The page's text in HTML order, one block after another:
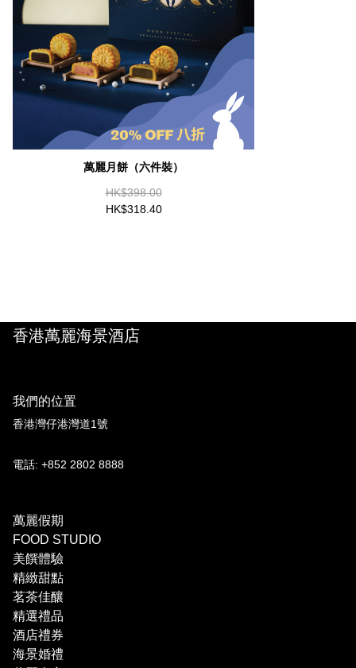
萬麗月餅（六件裝）
HK$398.00
HK$318.40
香港萬麗海景酒店
我們的位置
香港灣仔港灣道1號
電話: +852 2802 8888
萬麗假期
FOOD STUDIO
美饌體驗
精緻甜點
茗茶佳釀
精選禮品
酒店禮券
海景婚禮